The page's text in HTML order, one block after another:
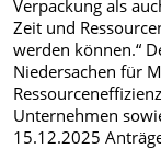
Verpackung als
Zeit und
werden können.“
Niedersachen für
Unternehmen
15.12.2025